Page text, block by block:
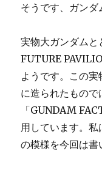
そうです、ガンダ
実物大ガンダム
FUTURE
ようです。この
に造られたもの
「GUNDAM
用しています。
の模様を今回は書